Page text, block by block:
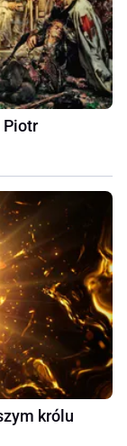
Piotr
królu